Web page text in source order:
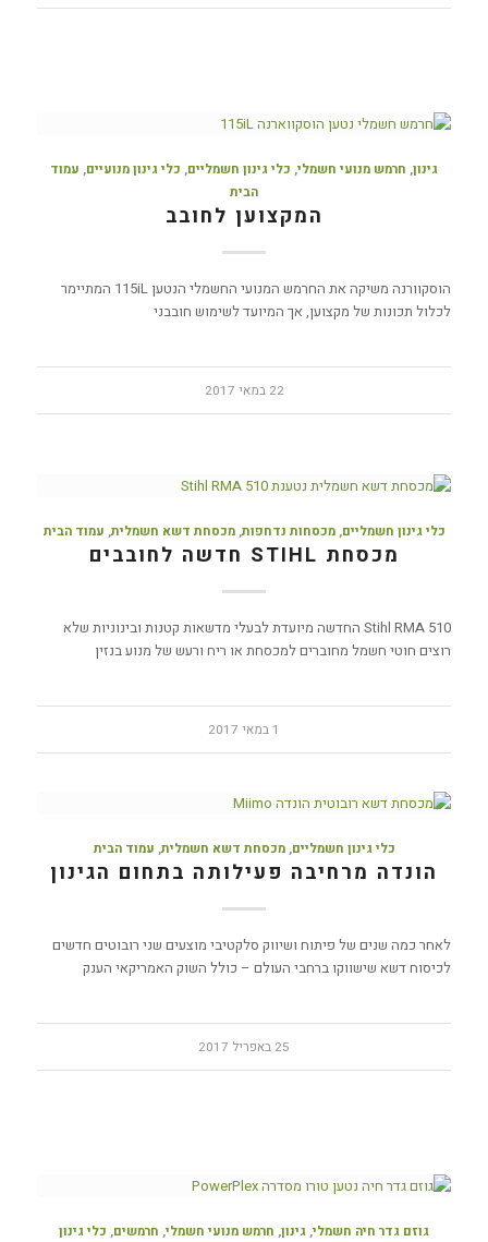
גינון, חרמש מנועי חשמלי, כלי גינון חשמליים, כלי גינון מנועיים, עמוד
הבית
המקצוען לחובב
הוסקוורנה משיקה את החרמש המנועי החשמלי הנטען 115iL המתיימר
לכלול תכונות של מקצוען, אך המיועד לשימוש חובבני
22 במאי 2017
כלי גינון חשמליים,מכסחות נדחפות,מכסחת דשא חשמלית, עמוד הבית
מכסחת STIHL חדשה לחובבים
Stihl RMA 510 החדשה מיועדת לבעלי מדשאות קטנות ובינוניות שלא
רוצים חוטי חשמל מחוברים למכסחת או ריח ורעש של מנוע בנזין
1 במאי 2017
כלי גינון חשמליים,מכסחת דשא חשמלית, עמוד הבית
הונדה מרחיבה פעילותה בתחום הגינון
לאחר כמה שנים של פיתוח ושיווק סלקטיבי מוצעים שני רובוטים חדשים
לכיסוח דשא שישווקו ברחבי העולם – כולל השוק האמריקאי הענק
25 באפריל 2017
גוזם גדר חיה חשמלי, גינון, חרמש מנועי חשמלי, חרמשים, כלי גינון